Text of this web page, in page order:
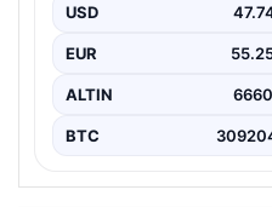
İnternet çağında
olarak…
USD
EUR
ALTIN
BTC